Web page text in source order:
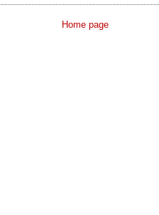
Home page